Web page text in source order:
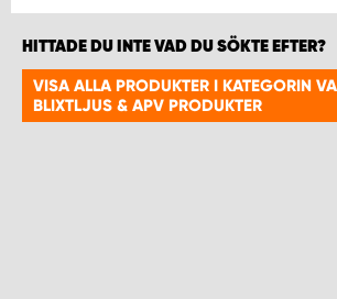
HITTADE DU INTE VAD DU SÖKTE EFTER?
VISA ALLA PRODUKTER I KATEGORIN
BLIXTLJUS & APV PRODUKTER